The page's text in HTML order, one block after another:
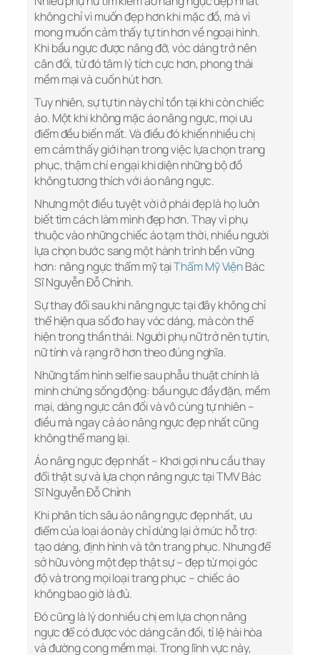
không chỉ vì muốn đẹp hơn khi mặc đồ, mà vì
mong muốn cảm thấy tự tin hơn về ngoại hình.
Khi bầu ngực được nâng đỡ, vóc dáng trở nên
cân đối, từ đó tâm lý tích cực hơn, phong thái
mềm mại và cuốn hút hơn.
Tuy nhiên, sự tự tin này chỉ tồn tại khi còn chiếc
áo. Một khi không mặc áo nâng ngực, mọi ưu
điểm đều biến mất. Và điều đó khiến nhiều chị
em cảm thấy giới hạn trong việc lựa chọn trang
phục, thậm chí e ngại khi diện những bộ đồ
không tương thích với áo nâng ngực.
Nhưng một điều tuyệt vời ở phái đẹp là họ luôn
biết tìm cách làm mình đẹp hơn. Thay vì phụ
thuộc vào những chiếc áo tạm thời, nhiều người
lựa chọn bước sang một hành trình bền vững
hơn: nâng ngực thẩm mỹ tạiThẩm Mỹ ViệnBác
Sĩ Nguyễn Đỗ Chỉnh.
Sự thay đổi sau khi nâng ngực tại đây không chỉ
thể hiện qua số đo hay vóc dáng, mà còn thể
hiện trong thần thái. Người phụ nữ trở nên tự tin,
nữ tính và rạng rỡ hơn theo đúng nghĩa.
Những tấm hình selfie sau phẫu thuật chính là
minh chứng sống động: bầu ngực đầy đặn, mềm
mại, dáng ngực cân đối và vô cùng tự nhiên –
điều mà ngay cả áo nâng ngực đẹp nhất cũng
không thể mang lại.
Áo nâng ngực đẹp nhất – Khơi gợi nhu cầu thay
đổi thật sự và lựa chọn nâng ngực tại TMV Bác
Sĩ Nguyễn Đỗ Chỉnh
Khi phân tích sâu áo nâng ngực đẹp nhất, ưu
điểm của loại áo này chỉ dừng lại ở mức hỗ trợ:
tạo dáng, định hình và tôn trang phục. Nhưng để
sở hữu vòng một đẹp thật sự – đẹp từ mọi góc
độ và trong mọi loại trang phục – chiếc áo
không bao giờ là đủ.
Đó cũng là lý do nhiều chị em lựa chọn nâng
ngực để có được vóc dáng cân đối, tỉ lệ hài hòa
và đường cong mềm mại. Trong lĩnh vực này,